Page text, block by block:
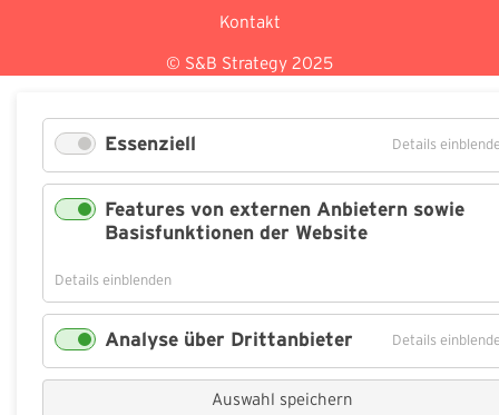
Kontakt
© S&B Strategy 2025
Essenziell Details
Features von externen Anbietern sowie
Basisfunktionen der Website
Details einblendenfür
Features
externen
Analyse über Drittanbieter Details
Auswahl speichern